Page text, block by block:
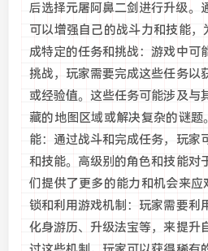
后选择‌元屠阿鼻二剑进行升级。
可以增强自己的战斗力和技能
成特定的任务和挑战：游戏中可
挑战，玩家需要完成这些任务以
或经验值。这些任务可能涉及与
藏的地图区域或解决复杂的谜
能：通过战斗和完成任务，玩家
和技能。高级别的角色和技能对
们提供了更多的能力和机会来
锁和利用游戏机制：玩家需要利
化身游历、升级法宝等，来提升